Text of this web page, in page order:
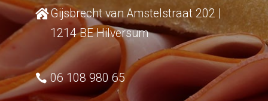
Gijsbrecht van Amstelstraat 202 |
1214 BE Hilversum
06 108 980 65